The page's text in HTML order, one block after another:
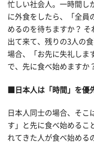
忙しい社会人。一時間し
に外食をしたら、「全員
めるのを待ちますか？
出て来て、残りの3人の
場合、「お先に失礼しま
で、先に食べ始めますか
■日本人は「時間」を優
日本人同士の場合、そこ
す」と先に食べ始めるこ
れてきた人が食べ始める